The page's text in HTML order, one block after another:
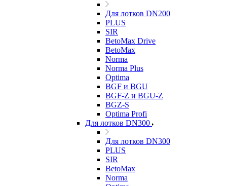
Для лотков DN200
PLUS
SIR
BetoMax Drive
BetoMax
Norma
Norma Plus
Optima
BGF и BGU
BGF-Z и BGU-Z
BGZ-S
Optima Profi
Для лотков DN300
Для лотков DN300
PLUS
SIR
BetoMax
Norma